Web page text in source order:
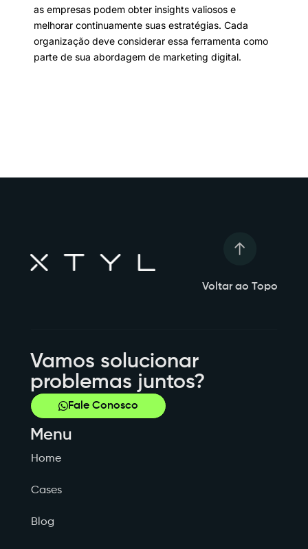
as empresas podem obter insights valiosos e
melhorar continuamente suas estratégias. Cada
organização deve considerar essa ferramenta como
parte de sua abordagem de marketing digital.
Voltar ao Topo
Vamos solucionar
problemas juntos?
Fale Conosco
Menu
Home
Cases
Blog